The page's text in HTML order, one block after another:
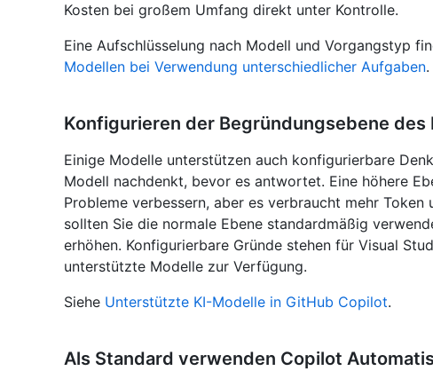
Kosten bei großem Umfang direkt unter Kontrolle.
Eine Aufschlüsselung nach Modell und Vorgangstyp
Modellen bei Verwendung unterschiedlicher Aufgaben.
Konfigurieren der Begründungsebene des
Einige Modelle unterstützen auch konfigurierbare
Modell nachdenkt, bevor es antwortet. Eine höhere
Probleme verbessern, aber es verbraucht mehr
sollten Sie die normale Ebene standardmäßig
erhöhen. Konfigurierbare Gründe stehen für Visual
unterstützte Modelle zur Verfügung.
Siehe Unterstützte KI-Modelle in GitHub Copilot.
Als Standard verwenden Copilot